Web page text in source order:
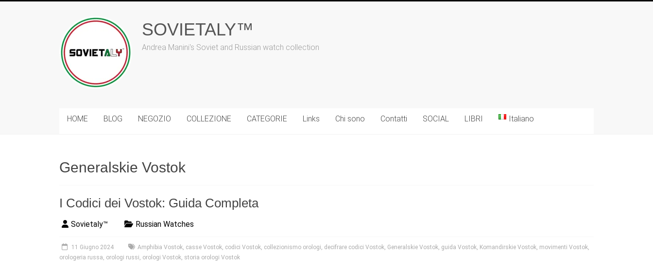
SOVIETALY™
Andrea Manini's Soviet and Russian watch collection
HOME BLOG NEGOZIO COLLEZIONE CATEGORIE Links Chi sono Contatti SOCIAL LIBRI Italiano
Generalskie Vostok
I Codici dei Vostok: Guida Completa
Sovietaly™ Russian Watches
11 Giugno 2024 Amphibia Vostok, casse Vostok, codici Vostok, collezionismo orologi, decifrare codici Vostok, Generalskie Vostok, guida Vostok, Komandirskie Vostok, movimenti Vostok,
orologeria russa, orologi russi, orologi Vostok, storia orologi Vostok